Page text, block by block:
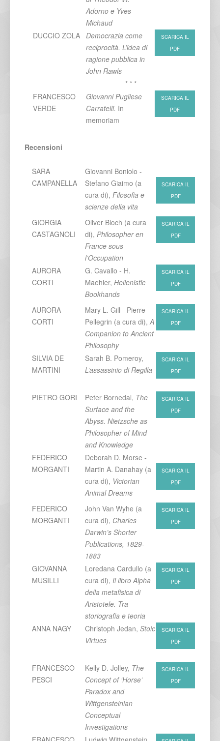
Adorno e Yves
Michaud
DUCCIO ZOLA Democrazia come
reciprocità. L’idea di
ragione pubblica in
John Rawls
SCARICA IL
PDF
* * *
FRANCESCO
VERDE
Giovanni Pugliese
Carratelli. In
memoriam
SCARICA IL
PDF
Recensioni
SARA
CAMPANELLA
Giovanni Boniolo -
Stefano Giaimo (a
cura di), Filosofia e
scienze della vita
SCARICA IL
PDF
GIORGIA
CASTAGNOLI
Oliver Bloch (a cura
di), Philosopher en
France sous
l’Occupation
SCARICA IL
PDF
AURORA
CORTI
G. Cavallo - H.
Maehler, Hellenistic
Bookhands
SCARICA IL
PDF
AURORA
CORTI
Mary L. Gill - Pierre
Pellegrin (a cura di),A
Companion to Ancient
Philosophy
SCARICA IL
PDF
SILVIA DE
MARTINI
Sarah B. Pomeroy,
L’assassinio di Regilla
SCARICA IL
PDF
PIETRO GORI Peter Bornedal, The
Surface and the
Abyss. Nietzsche as
Philosopher of Mind
and Knowledge
SCARICA IL
PDF
FEDERICO
MORGANTI
Deborah D. Morse -
Martin A. Danahay (a
cura di), Victorian
Animal Dreams
SCARICA IL
PDF
FEDERICO
MORGANTI
John Van Wyhe (a
cura di), Charles
Darwin’s Shorter
Publications, 1829-
1883
SCARICA IL
PDF
GIOVANNA
MUSILLI
Loredana Cardullo (a
cura di), Il libro Alpha
della metafisica di
Aristotele. Tra
storiografia e teoria
SCARICA IL
PDF
ANNA NAGY Christoph Jedan, Stoic
Virtues
SCARICA IL
PDF
FRANCESCO
PESCI
Kelly D. Jolley, The
Concept of ‘Horse’
Paradox and
Wittgensteinian
Conceptual
Investigations
SCARICA IL
PDF